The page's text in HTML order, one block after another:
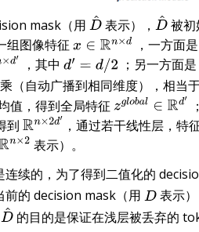
mask（用 D^表示），D^被初
组图像特征 x∈R n×d ，一方面
d′ ，其中 d′=d/ 2 ；另一方面
（自动广播到相同维度），相当
值，得到全局特征 zgloba l∈ Rd′
到 Rn×2d ，通过若干线性层，特
×2
表示）。
续的，为了得到二值化的
的 decision mask（用 D 表示
D^的目的是保证在浅层被丢弃的